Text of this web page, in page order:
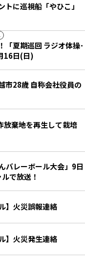
に巡視船「やひこ」
「夏期巡回 ラジオ体操･
16日(日)
市28歳 自称会社役員の
放棄地を再生して栽培
バレーボール大会」9日
で放送！
】火災誤報連絡
】火災発生連絡